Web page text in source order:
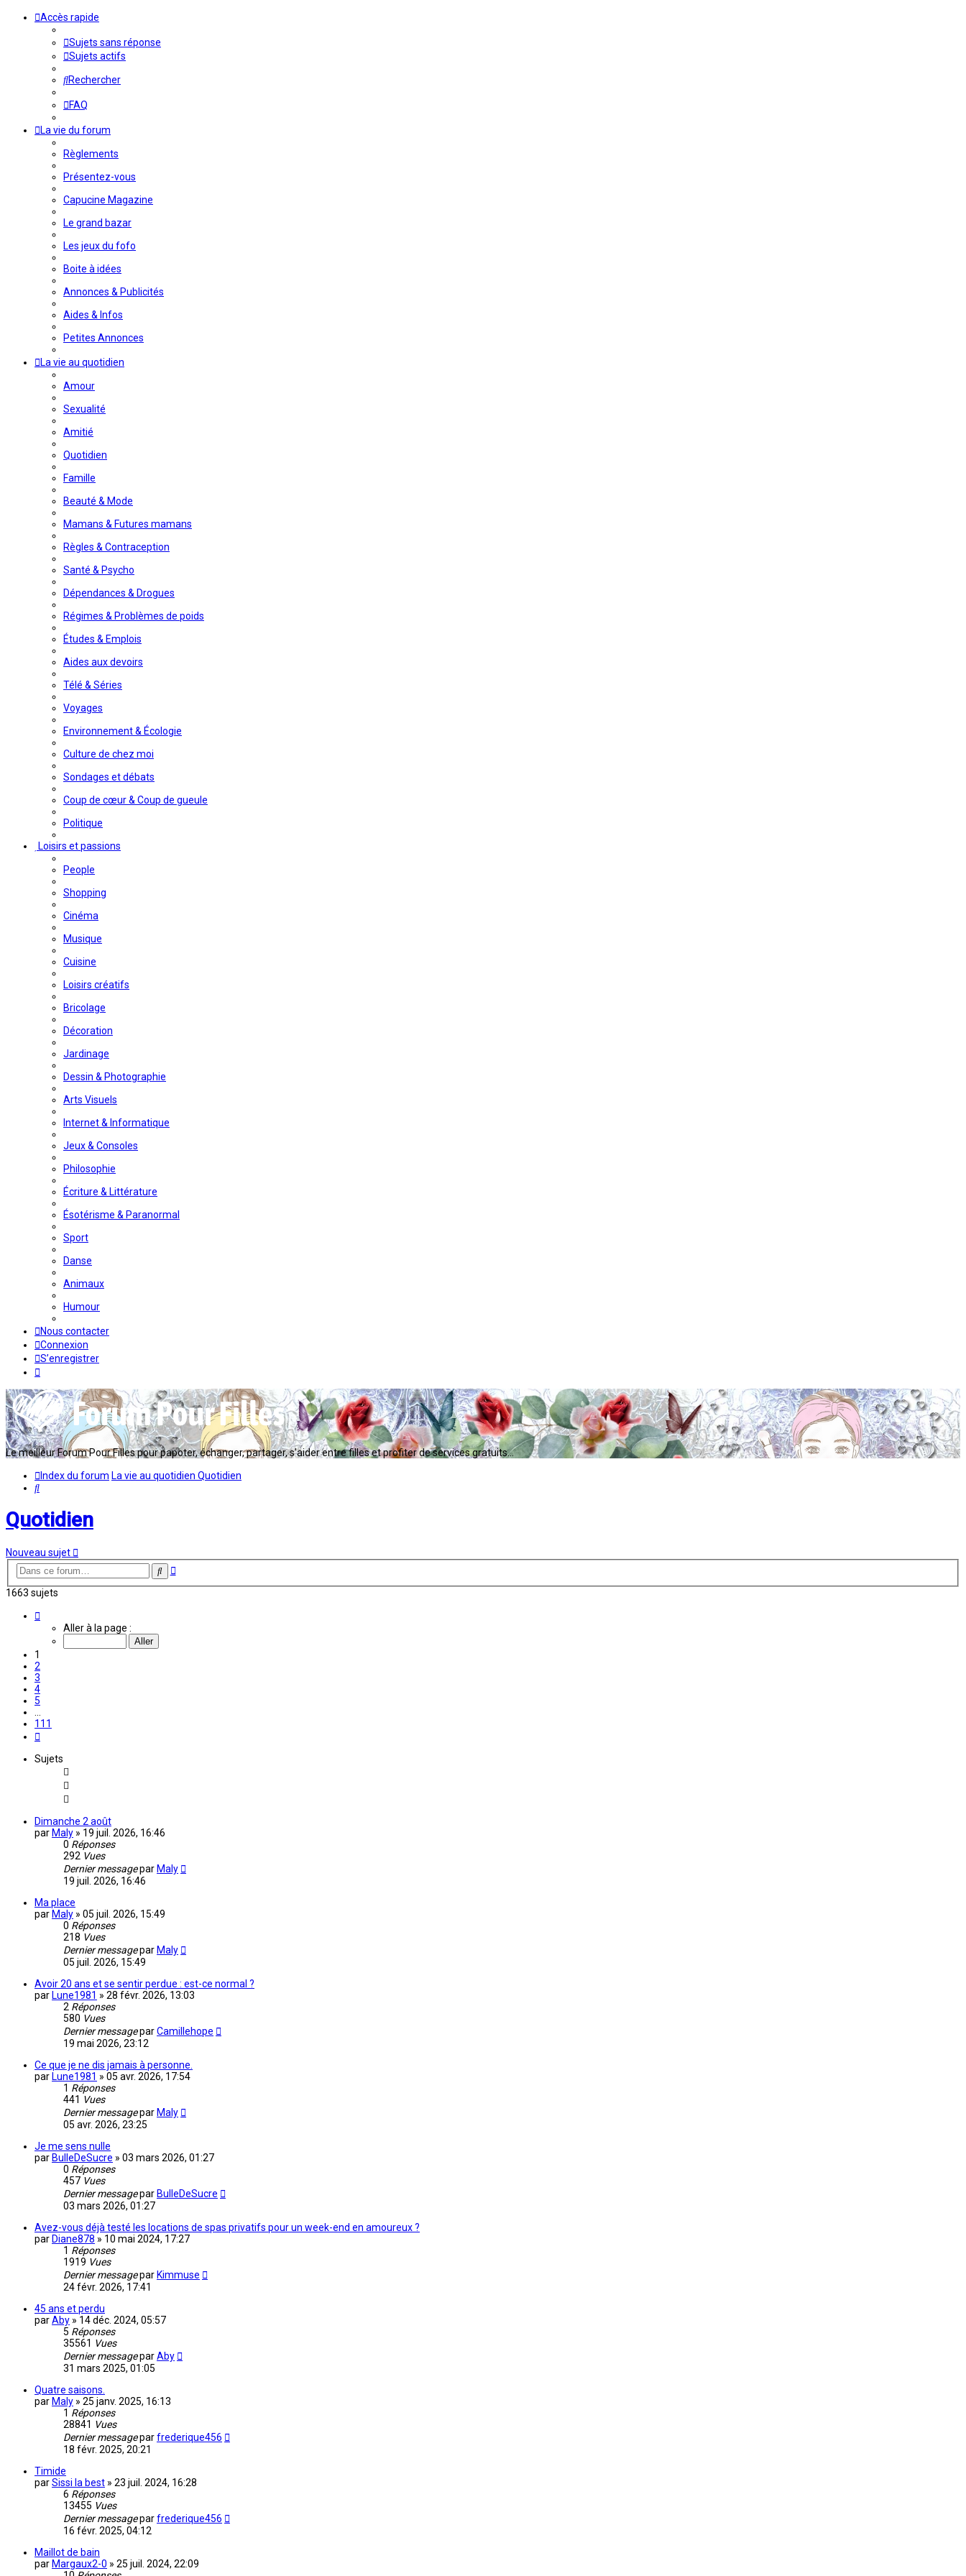
Accès rapide
Sujets sans réponse
Sujets actifs
Rechercher
FAQ
La vie du forum
Règlements
Présentez-vous
Capucine Magazine
Le grand bazar
Les jeux du fofo
Boite à idées
Annonces & Publicités
Aides & Infos
Petites Annonces
La vie au quotidien
Amour
Sexualité
Amitié
Quotidien
Famille
Beauté & Mode
Mamans & Futures mamans
Règles & Contraception
Santé & Psycho
Dépendances & Drogues
Régimes & Problèmes de poids
Études & Emplois
Aides aux devoirs
Télé & Séries
Voyages
Environnement & Écologie
Culture de chez moi
Sondages et débats
Coup de cœur & Coup de gueule
Politique
Loisirs et passions
People
Shopping
Cinéma
Musique
Cuisine
Loisirs créatifs
Bricolage
Décoration
Jardinage
Dessin & Photographie
Arts Visuels
Internet & Informatique
Jeux & Consoles
Philosophie
Écriture & Littérature
Ésotérisme & Paranormal
Sport
Danse
Animaux
Humour
Nous contacter
Connexion
S’enregistrer
Le meilleur Forum Pour Filles pour papoter, échanger, partager, s'aider entre filles et profiter de services gratuits...
Index du forum La vie au quotidien Quotidien
Rechercher
Quotidien
Nouveau sujet
Rechercher
Recherche
1663 sujets
Aller à la page :
1
2
3
4
5
111
Sujets
Dimanche 2 août
par Maly » 19 juil. 2026, 16:46
0 Réponses
292 Vues
Dernier messagepar Maly
19 juil. 2026, 16:46
Ma place
par Maly » 05 juil. 2026, 15:49
0 Réponses
218 Vues
Dernier messagepar Maly
05 juil. 2026, 15:49
Avoir 20 ans et se sentir perdue : est-ce normal ?
par Lune1981 » 28 févr. 2026, 13:03
2 Réponses
580 Vues
Dernier messageparCamillehope
19 mai 2026, 23:12
Ce que je ne dis jamais à personne.
par Lune1981 » 05 avr. 2026, 17:54
1 Réponses
441 Vues
Dernier messagepar Maly
05 avr. 2026, 23:25
Je me sens nulle
par BulleDeSucre » 03 mars 2026, 01:27
0 Réponses
457 Vues
Dernier messagepar BulleDeSucre
03 mars 2026, 01:27
Avez-vous déjà testé les locations de spas privatifs pour un week-end en amoureux ?
par Diane878 » 10 mai 2024, 17:27
1 Réponses
1919 Vues
Dernier messagepar Kimmuse
24 févr. 2026, 17:41
45 ans et perdu
parAby » 14 déc. 2024, 05:57
5 Réponses
35561 Vues
Dernier messageparAby
31 mars 2025, 01:05
Quatre saisons.
par Maly » 25 janv. 2025, 16:13
1 Réponses
28841 Vues
Dernier messageparfrederique456
18 févr. 2025, 20:21
Timide
parSissi la best » 23 juil. 2024, 16:28
6 Réponses
13455 Vues
Dernier messageparfrederique456
16 févr. 2025, 04:12
Maillot de bain
par Margaux2-0 » 25 juil. 2024, 22:09